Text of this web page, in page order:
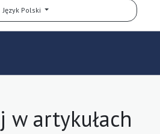
Język Polski
w artykułach